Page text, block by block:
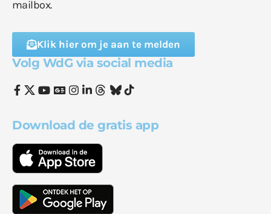
mailbox.
Klik hier om je aan te melden
Volg WdG via social media
Download de gratis app